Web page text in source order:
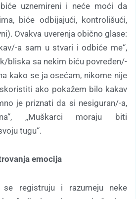
uznemireni i neće moći da
biće odbijajući, kontrolišući,
Ovakva uverenja obično glase:
a sam u stvari i odbiće me“,
bliska sa nekim biću povređen/-
kako se ja osećam, nikome nije
ako pokažem bilo kakav
je priznati da si nesiguran/-a,
,,Muškarci moraju biti
tugu“.
emocija
registruju i razumeju neke